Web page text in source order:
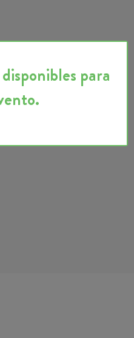
para